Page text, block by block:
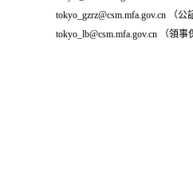
tokyo_gzrz@csm.mfa.gov.cn （公
tokyo_lb@csm.mfa.gov.cn （領事